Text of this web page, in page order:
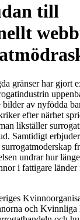
till
gränser har gjort
bilder av nyfödda
efter närhet
likställer
Samtidigt
surrogatmoderskap
undrar hur
i fattigare
och Kvinnliga